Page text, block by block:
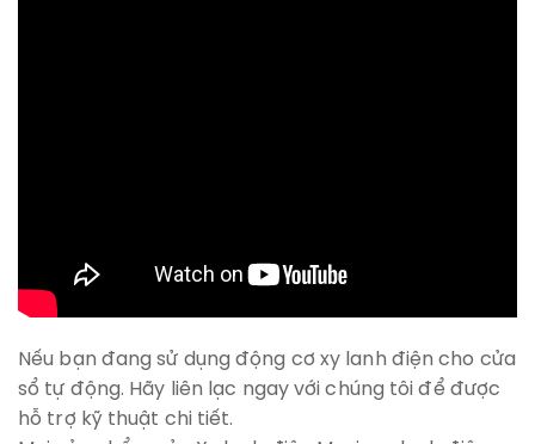
Nếu bạn đang sử dụng động cơ xy lanh điện cho cửa
sổ tự động. Hãy liên lạc ngay với chúng tôi để được
hỗ trợ kỹ thuật chi tiết.